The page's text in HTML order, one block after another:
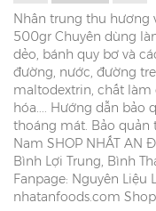
Nhân trung thu hương
500gr Chuyên dùng
dẻo, bánh quy bơ và
đường, nước, đường
maltodextrin, chất làm
hóa.... Hướng dẫn bảo
thoáng mát. Bảo quản
Nam SHOP NHẤT AN
Bình Lợi Trung, Bình
Fanpage: Nguyên Liệu
nhatanfoods.com